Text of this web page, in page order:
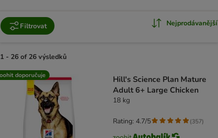
Filtrovat Nejprodávanější
1 - 26 of 26 výsledků
product items have been changed
doporučuje
Hill's Science Plan Mature
Adult 6+ Large Chicken
18 kg
Rating: 4.7/5 (357)